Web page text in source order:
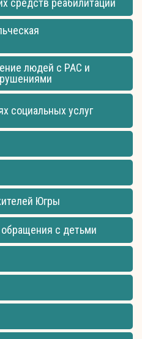
средств реабилитации
людей с РАС и
социальных услуг
Югры
с детьми